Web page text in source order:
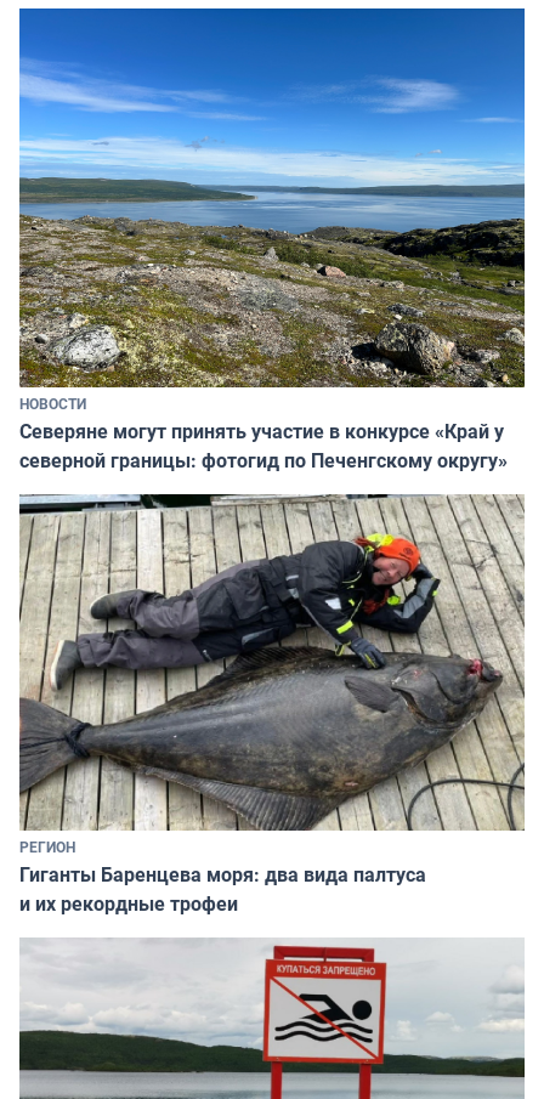
НОВОСТИ
Северяне могут принять участие в конкурсе «Край у
северной границы: фотогид по Печенгскому округу»
РЕГИОН
Гиганты Баренцева моря: два вида палтуса
и их рекордные трофеи